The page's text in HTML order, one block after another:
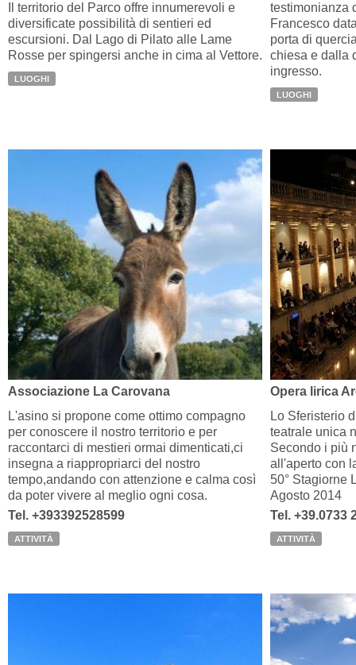
Il territorio del Parco offre innumerevoli e
diversificate possibilità di sentieri ed
escursioni. Dal Lago di Pilato alle Lame
Rosse per spingersi anche in cima al Vettore.
LUOGHI
testimonianza
Francesco
porta di
chiesa e dalla
ingresso.
LUOGHI
Associazione La Carovana
L'asino si propone come ottimo compagno
per conoscere il nostro territorio e per
raccontarci di mestieri ormai dimenticati,ci
insegna a riappropriarci del nostro
tempo,andando con attenzione e calma così
da poter vivere al meglio ogni cosa.
Tel. +393392528599
ATTIVITÀ
Opera lirica
Lo Sferisterio
teatrale unica
Secondo i più
all'aperto con
50° Stagiorne
Agosto 2014
Tel. +39.0733
ATTIVITÀ